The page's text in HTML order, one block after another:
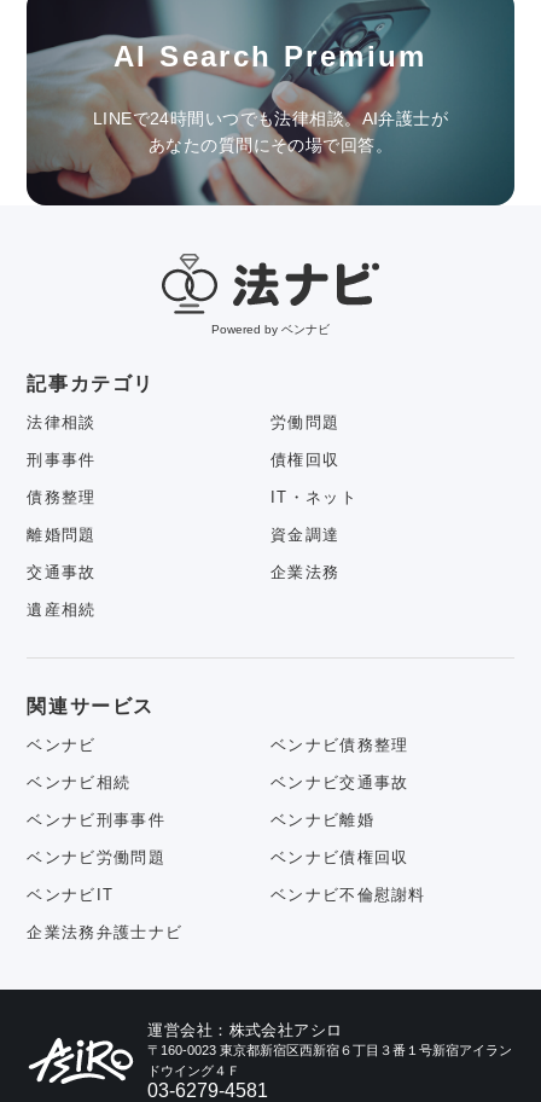
AI Search Premium
LINEで24時間いつでも法律相談。AI弁護士が
あなたの質問にその場で回答。
Powered by ベンナビ
記事カテゴリ
法律相談 労働問題
刑事事件 債権回収
債務整理 IT・ネット
離婚問題 資金調達
交通事故 企業法務
遺産相続
関連サービス
ベンナビ ベンナビ債務整理
ベンナビ相続 ベンナビ交通事故
ベンナビ刑事事件 ベンナビ離婚
ベンナビ労働問題 ベンナビ債権回収
ベンナビIT ベンナビ不倫慰謝料
企業法務弁護士ナビ
運営会社：株式会社アシロ
〒160-0023 東京都新宿区西新宿６丁目３番１号新宿アイラン
ドウイング４Ｆ
03-6279-4581